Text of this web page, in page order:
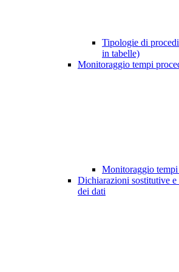
Tipologie di
in tabelle)
Monitoraggio tempi
Monitoraggio
Dichiarazioni sostitutive
dei dati